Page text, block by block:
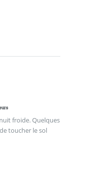
froide. Quelques
toucher le sol